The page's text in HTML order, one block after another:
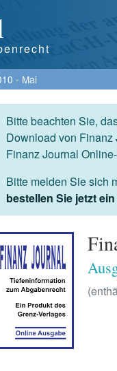
- Mai
Bitte beachten Sie,
Download von
Finanz Journal
Bitte melden Sie sich
bestellen Sie jetzt